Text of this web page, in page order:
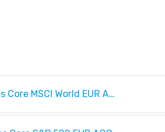
iShares Core MSCI World EUR ACC